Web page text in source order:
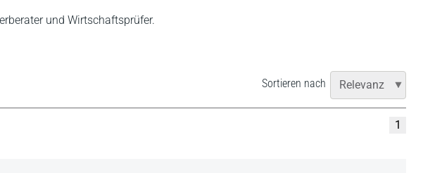
und Wirtschaftsprüfer.
Sortieren nach
1